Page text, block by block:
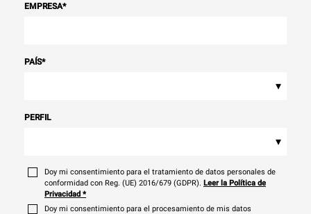
EMPRESA*
PAÍS*
▾
PERFIL
▾
Doy mi consentimiento para el tratamiento de datos personales de
conformidad con Reg. (UE) 2016/679 (GDPR). Leer la Política de
Privacidad *
Doy mi consentimiento para el procesamiento de mis datos